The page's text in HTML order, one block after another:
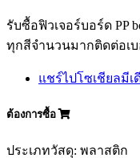
รับซื้อฟิวเจอร์บอร์ด PP
ทุกสีจำนวนมากติดต่อเบอ
แชร์ไปโซเชียลมีเ
ต้องการซื้อ
ประเภทวัสดุ: พลาสติก